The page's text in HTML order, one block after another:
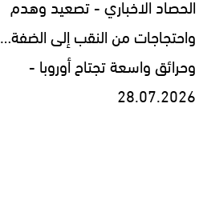
واحتجاجات من النقب إلى الضفة…
وحرائق واسعة تجتاح أوروبا -
28.07.2026